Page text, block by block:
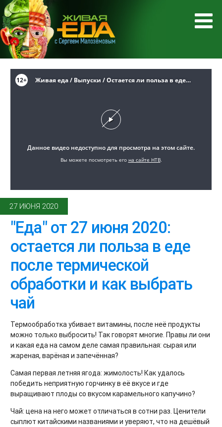
27 ИЮНЯ 2020
"Еда" от 27 июня 2020:
остается ли польза в еде
после термической
обработки и как выбрать
чай
Термообработка убивает витамины, после неё продукты
можно только выбросить! Так говорят многие. Правы ли они
и какая еда на самом деле самая правильная: сырая или
жареная, варёная и запечённая?
Самая первая летняя ягода: жимолость! Как удалось
победить неприятную горчинку в её вкусе и где
выращивают плоды со вкусом карамельного капучино?
Чай: цена на него может отличаться в сотни раз. Ценители
сыплют китайскими названиями и уверяют, что на дешёвый